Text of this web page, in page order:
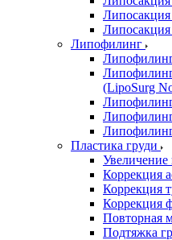
Липосакция
Липосакция
Липофилинг
(LipoSurg
Пластика груди
Увеличение
Коррекция
Коррекция
Коррекция
Повторная
Подтяжка